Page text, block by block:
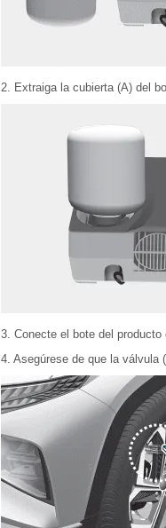
2. Extraiga la cubierta (A) del
3. Conecte el bote del producto
4. Asegúrese de que la válvula